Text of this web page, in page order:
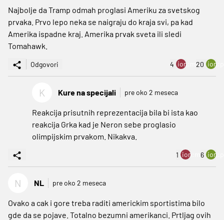
Najbolje da Tramp odmah proglasi Ameriku za svetskog
prvaka. Prvo lepo neka se naigraju do kraja svi, pa kad
Amerika ispadne kraj. Amerika prvak sveta ili sledi
Tomahawk.
Odgovori 4 ion:minus
20
K Kure na specijali pre oko 2 meseca
Reakcija prisutnih reprezentacija bila bi ista kao
reakcija Grka kad je Neron sebe proglasio
olimpijskim prvakom. Nikakva.
1 ion:minus
6
N NL pre oko 2 meseca
Ovako a cak i gore treba raditi americkim sportistima bilo
gde da se pojave. Totalno bezumni amerikanci. Prtljag ovih